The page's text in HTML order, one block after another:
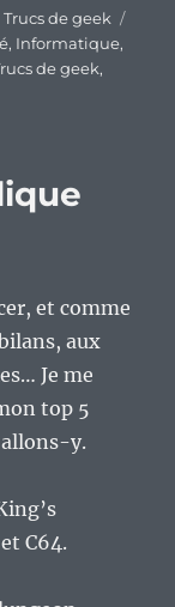
Trucs de geek
, Informatique,
de geek,
et comme
aux
Je me
top 5
y.
C64.